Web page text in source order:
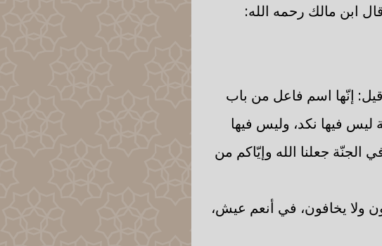
ابن مالك رحمه الله:
إنّها اسم فاعل من باب
ليس فيها نكد، وليس فيها
جعلنا الله وإيّاكم من
ولا يخافون، في أنعم عيش،